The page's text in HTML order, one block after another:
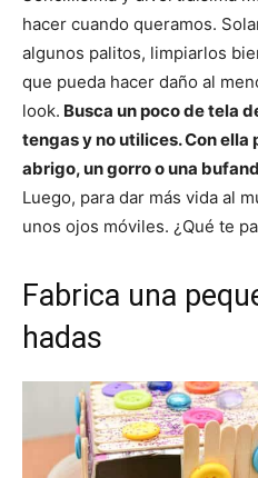
hacer cuando queramos.
algunos palitos, limpiarlos
que pueda hacer daño al
look. Busca un poco de tela
tengas y no utilices. Con ella
abrigo, un gorro o una
Luego, para dar más vida al
unos ojos móviles. ¿Qué te
Fabrica una
hadas